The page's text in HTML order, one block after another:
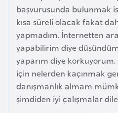
başvurusunda bulunmak
kısa süreli olacak fakat
yapmadım. İnternetten
yapabilirim diye
yaparım diye korkuyorum.
için nelerden kaçınmak
danışmanlık almam
şimdiden iyi çalışmalar
t
a
n
H
v